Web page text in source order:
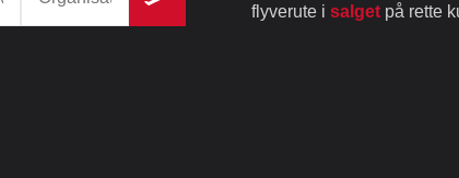
flyverute isalget på rette